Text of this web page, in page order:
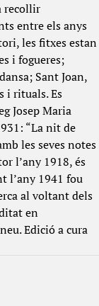
recollir
entre els anys
les fitxes estan
i fogueres;
Sant Joan,
i rituals. Es
Josep Maria
“La nit de
les seves notes
l’any 1918, és
l’any 1941 fou
al voltant dels
en
Edició a cura